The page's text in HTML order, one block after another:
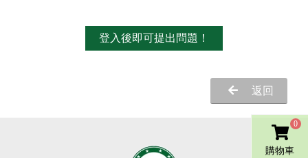
登入後即可提出問題！
返回
0
購物車